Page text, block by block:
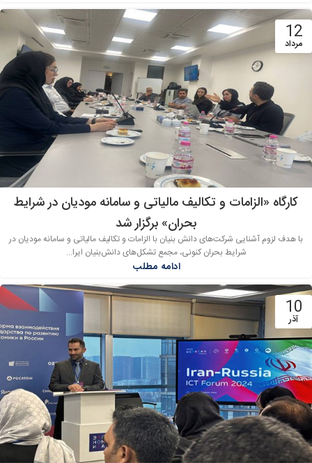
12
مرداد
کارگاه «الزامات و تکالیف مالیاتی و سامانه مودیان در شرایط
بحران» برگزار شد
با هدف لزوم آشنایی شرکت‌های دانش بنیان با الزامات و تکالیف مالیاتی و سامانه مودیان در
شرایط بحران کنونی، مجمع‌ تشکل‌های دانش‌بنیان ایرا...
ادامه مطلب
10
آذر